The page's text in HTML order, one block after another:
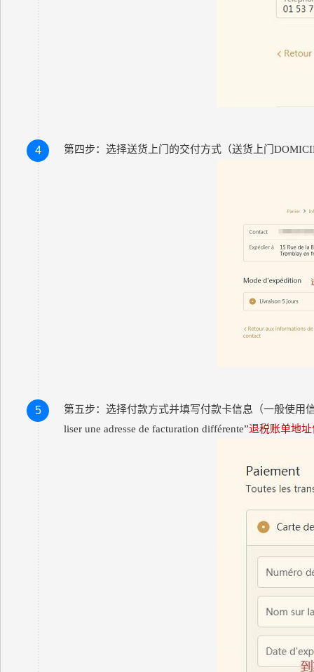
4 第四步：选择送货上门的交付方式（送货上门
5
第五步：选择付款方式并填写付款卡信息（一般使用
liser une adresse de facturation différente”退税账单地